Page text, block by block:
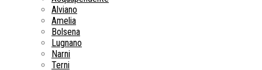
Alviano
Amelia
Bolsena
Lugnano
Narni
Terni